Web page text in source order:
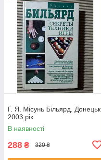
Г. Я. Місунь Більярд. Донецьк
2003 рік
В наявності
288 ₴ 320 ₴